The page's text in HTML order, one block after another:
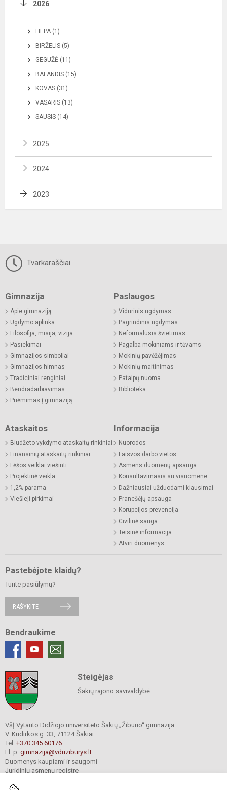
2026
LIEPA (1)
BIRŽELIS (5)
GEGUŽĖ (11)
BALANDIS (15)
KOVAS (31)
VASARIS (13)
SAUSIS (14)
2025
2024
2023
Tvarkaraščiai
Gimnazija
Apie gimnaziją
Ugdymo aplinka
Filosofija, misija, vizija
Pasiekimai
Gimnazijos simboliai
Gimnazijos himnas
Tradiciniai renginiai
Bendradarbiavimas
Priėmimas į gimnaziją
Paslaugos
Vidurinis ugdymas
Pagrindinis ugdymas
Neformalusis švietimas
Pagalba mokiniams ir tėvams
Mokinių pavėžėjimas
Mokinių maitinimas
Patalpų nuoma
Biblioteka
Ataskaitos
Biudžeto vykdymo ataskaitų rinkiniai
Finansinių ataskaitų rinkiniai
Lėšos veiklai viešinti
Projektinė veikla
1,2% parama
Viešieji pirkimai
Informacija
Nuorodos
Laisvos darbo vietos
Asmens duomenų apsauga
Konsultavimasis su visuomene
Dažniausiai užduodami klausimai
Pranešėjų apsauga
Korupcijos prevencija
Civilinė sauga
Teisinė informacija
Atviri duomenys
Pastebėjote klaidų?
Turite pasiūlymų?
RAŠYKITE
Bendraukime
Steigėjas
Šakių rajono savivaldybė
VšĮ Vytauto Didžiojo universiteto Šakių „Žiburio“ gimnazija
V. Kudirkos g. 33, 71124 Šakiai
Tel. +370 345 60176
El. p. gimnazija@vduziburys.lt
Duomenys kaupiami ir saugomi
Juridinių asmenų registre